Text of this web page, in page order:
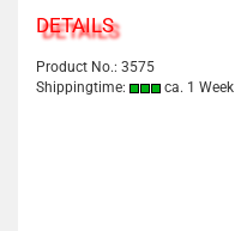
DETAILS
Product No.: 3575
Shippingtime:
ca. 1 Week